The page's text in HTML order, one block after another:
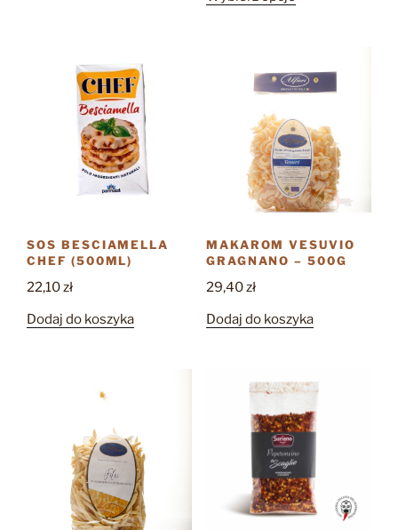
99,50 zł
wariantów.
można
wybrać
na
stronie
produktu
SOS BESCIAMELLA
CHEF (500ML)
22,10zł
Dodaj do koszyka
MAKAROM VESUVIO
GRAGNANO – 500G
29,40zł
Dodaj do koszyka